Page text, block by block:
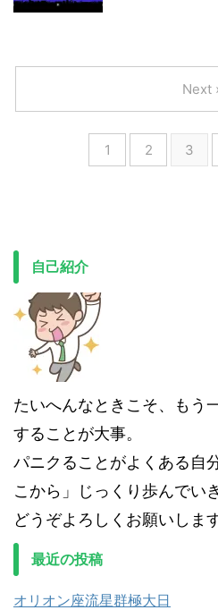
1 2 3
Next
自己紹介
たいへんなときこそ、もう
することが大事。
パニクることがよくある自
こから」じっくり歩んでい
どうぞよろしくお願いします
最近の投稿
オリオン座流星群極大日